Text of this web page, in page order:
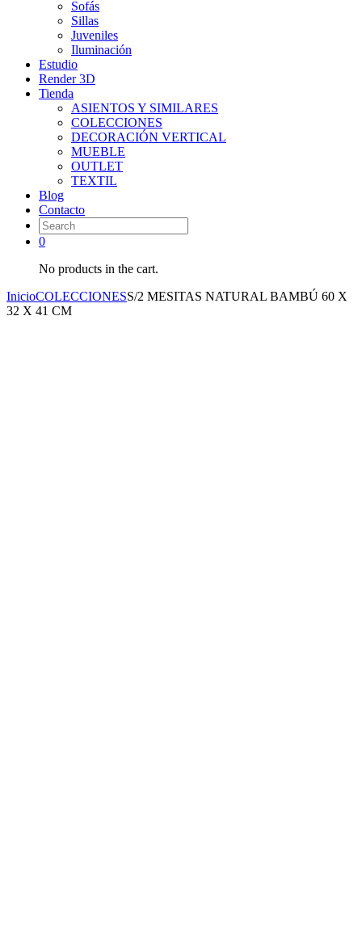
Sofás
Sillas
Juveniles
Iluminación
Estudio
Render 3D
Tienda
ASIENTOS Y SIMILARES
COLECCIONES
DECORACIÓN VERTICAL
MUEBLE
OUTLET
TEXTIL
Blog
Contacto
0
No products in the cart.
InicioCOLECCIONESS/2 MESITAS NATURAL BAMBÚ 60 X
32 X 41 CM